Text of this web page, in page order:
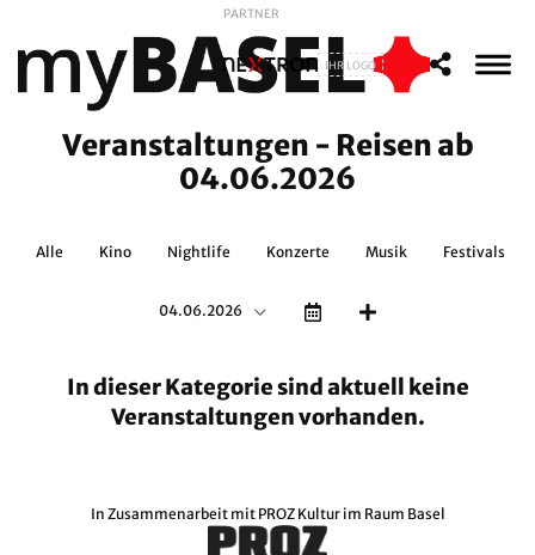
PARTNER
IHR LOGO
Veranstaltungen - Reisen ab
04.06.2026
Alle Kino Nightlife Konzerte Musik Festivals
04.06.2026
In dieser Kategorie sind aktuell keine
Veranstaltungen vorhanden.
In Zusammenarbeit mit PROZ Kultur im Raum Basel